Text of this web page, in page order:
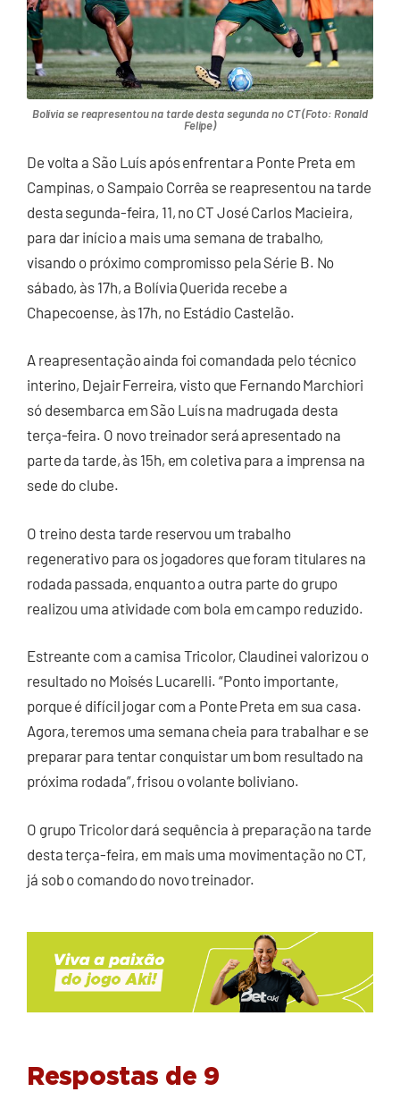
Bolívia se reapresentou na tarde desta segunda no CT (Foto: Ronald
Felipe)
De volta a São Luís após enfrentar a Ponte Preta em
Campinas, o Sampaio Corrêa se reapresentou na tarde
desta segunda-feira, 11, no CT José Carlos Macieira,
para dar início a mais uma semana de trabalho,
visando o próximo compromisso pela Série B. No
sábado, às 17h, a Bolívia Querida recebe a
Chapecoense, às 17h, no Estádio Castelão.
A reapresentação ainda foi comandada pelo técnico
interino, Dejair Ferreira, visto que Fernando Marchiori
só desembarca em São Luís na madrugada desta
terça-feira. O novo treinador será apresentado na
parte da tarde, às 15h, em coletiva para a imprensa na
sede do clube.
O treino desta tarde reservou um trabalho
regenerativo para os jogadores que foram titulares na
rodada passada, enquanto a outra parte do grupo
realizou uma atividade com bola em campo reduzido.
Estreante com a camisa Tricolor, Claudinei valorizou o
resultado no Moisés Lucarelli. “Ponto importante,
porque é difícil jogar com a Ponte Preta em sua casa.
Agora, teremos uma semana cheia para trabalhar e se
preparar para tentar conquistar um bom resultado na
próxima rodada”, frisou o volante boliviano.
O grupo Tricolor dará sequência à preparação na tarde
desta terça-feira, em mais uma movimentação no CT,
já sob o comando do novo treinador.
Respostas de 9